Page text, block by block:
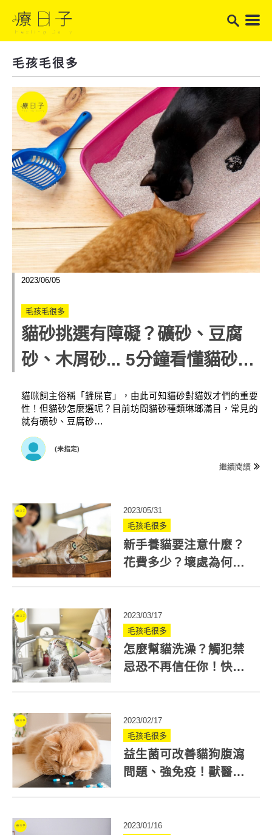
毛孩毛很多
2023/06/05
毛孩毛很多
貓砂挑選有障礙？礦砂、豆腐
砂、木屑砂... 5分鐘看懂貓砂怎
貓咪飼主俗稱「鏟屎官」，由此可知貓砂對貓奴才們的重要
性！但貓砂怎麼選呢？目前坊問貓砂種類琳瑯滿目，常見的
就有礦砂、豆腐砂…
(未指定)
繼續閱讀
2023/05/31
毛孩毛很多
新手養貓要注意什麼？
花費多少？壞處為何？
2023/03/17
毛孩毛很多
怎麼幫貓洗澡？觸犯禁
忌恐不再信任你！快學4
2023/02/17
毛孩毛很多
益生菌可改善貓狗腹瀉
問題、強免疫！獸醫教
2023/01/16